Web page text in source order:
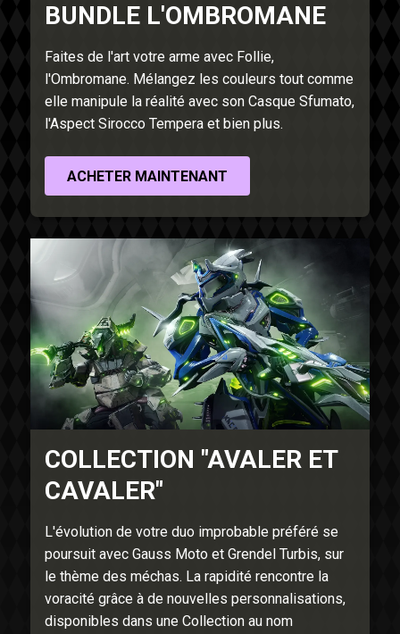
BUNDLE L'OMBROMANE
Faites de l'art votre arme avec Follie,
l'Ombromane. Mélangez les couleurs tout comme
elle manipule la réalité avec son Casque Sfumato,
l'Aspect Sirocco Tempera et bien plus.
ACHETER MAINTENANT
COLLECTION "AVALER ET
CAVALER"
L'évolution de votre duo improbable préféré se
poursuit avec Gauss Moto et Grendel Turbis, sur
le thème des méchas. La rapidité rencontre la
voracité grâce à de nouvelles personnalisations,
disponibles dans une Collection au nom